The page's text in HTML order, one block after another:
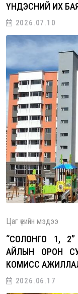
ҮНДЭСНИЙ ИХ
2026.07.10
Цаг үеийн мэдээ
“СОЛОНГО 1,
АЙЛЫН ОРОН
КОМИСС
2026.06.17